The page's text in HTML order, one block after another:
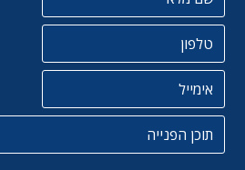
טלפון
אימייל
תוכן הפניה